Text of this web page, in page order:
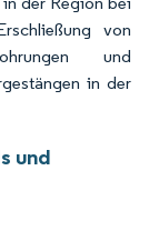
von
und
in der
und